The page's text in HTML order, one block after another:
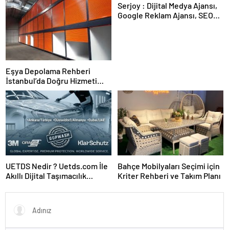
Eşya Depolama Rehberi
İstanbul’da Doğru Hizmeti
Seçmenizi Sağlar
Serjoy : Dijital Medya Ajansı,
Google Reklam Ajansı, SEO
UETDS Nedir ? Uetds.com İle
Akıllı Dijital Taşımacılık
Bahçe Mobilyaları Seçimi için
Kriter Rehberi ve Takım Planı